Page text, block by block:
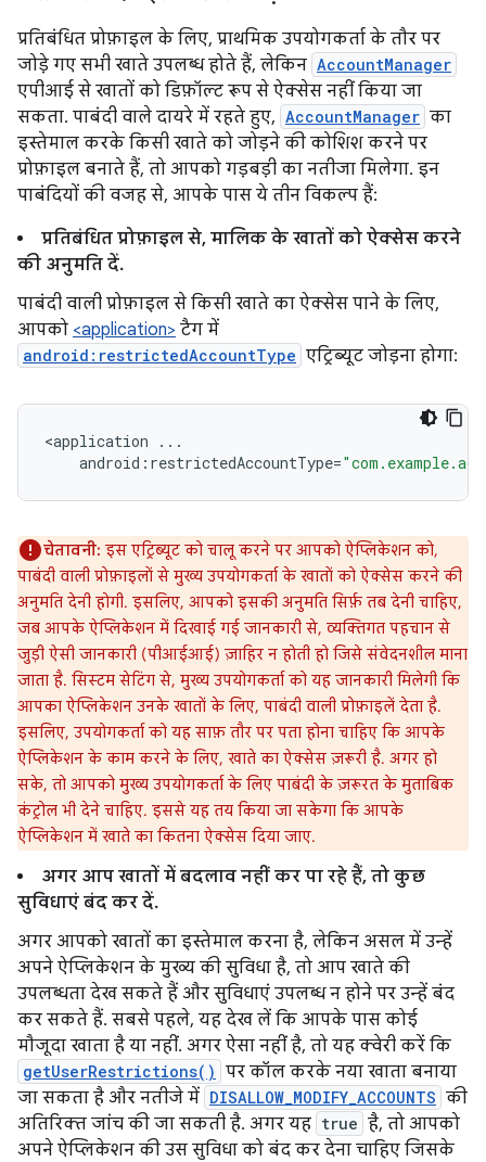
प्रतिबंधित प्रोफ़ाइल के लिए, प्राथमिक उपयोगकर्ता के तौर पर
जोड़े गए सभी खाते उपलब्ध होते हैं, लेकिन AccountManager
एपीआई से खातों को डिफ़ॉल्ट रूप से ऐक्सेस नहीं किया जा
सकता. पाबंदी वाले दायरे में रहते हुए, AccountManager का
इस्तेमाल करके किसी खाते को जोड़ने की कोशिश करने पर
प्रोफ़ाइल बनाते हैं, तो आपको गड़बड़ी का नतीजा मिलेगा. इन
पाबंदियों की वजह से, आपके पास ये तीन विकल्प हैं:
प्रतिबंधित प्रोफ़ाइल से, मालिक के खातों को ऐक्सेस करने
की अनुमति दें.
पाबंदी वाली प्रोफ़ाइल से किसी खाते का ऐक्सेस पाने के लिए,
आपको <application> टैग में
android:restrictedAccountType एट्रिब्यूट जोड़ना होगा:
<application
...
android : restrictedAccountType=
चेतावनी: इस एट्रिब्यूट को चालू करने पर आपको ऐप्लिकेशन को,
पाबंदी वाली प्रोफ़ाइलों से मुख्य उपयोगकर्ता के खातों को ऐक्सेस करने की
अनुमति देनी होगी. इसलिए, आपको इसकी अनुमति सिर्फ़ तब देनी चाहिए,
जब आपके ऐप्लिकेशन में दिखाई गई जानकारी से, व्यक्तिगत पहचान से
जुड़ी ऐसी जानकारी (पीआईआई) ज़ाहिर न होती हो जिसे संवेदनशील माना
जाता है. सिस्टम सेटिंग से, मुख्य उपयोगकर्ता को यह जानकारी मिलेगी कि
आपका ऐप्लिकेशन उनके खातों के लिए, पाबंदी वाली प्रोफ़ाइलें देता है.
इसलिए, उपयोगकर्ता को यह साफ़ तौर पर पता होना चाहिए कि आपके
ऐप्लिकेशन के काम करने के लिए, खाते का ऐक्सेस ज़रूरी है. अगर हो
सके, तो आपको मुख्य उपयोगकर्ता के लिए पाबंदी के ज़रूरत के मुताबिक
कंट्रोल भी देने चाहिए. इससे यह तय किया जा सकेगा कि आपके
ऐप्लिकेशन में खाते का कितना ऐक्सेस दिया जाए.
अगर आप खातों में बदलाव नहीं कर पा रहे हैं, तो कुछ
सुविधाएं बंद कर दें.
अगर आपको खातों का इस्तेमाल करना है, लेकिन असल में उन्हें
अपने ऐप्लिकेशन के मुख्य की सुविधा है, तो आप खाते की
उपलब्धता देख सकते हैं और सुविधाएं उपलब्ध न होने पर उन्हें बंद
कर सकते हैं. सबसे पहले, यह देख लें कि आपके पास कोई
मौजूदा खाता है या नहीं. अगर ऐसा नहीं है, तो यह क्वेरी करें कि
getUserRestrictions() पर कॉल करके नया खाता बनाया
जा सकता है और नतीजे में DISALLOW_MODIFY_ACCOUNTS की
अतिरिक्त जांच की जा सकती है. अगर यह true है, तो आपको
अपने ऐप्लिकेशन की उस सुविधा को बंद कर देना चाहिए जिसके